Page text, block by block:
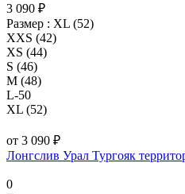
3 090 ₽
Размер : XL (52)
XXS (42)
XS (44)
S (46)
M (48)
L-50
XL (52)
от 3 090 ₽
Лонгслив Урал Тургояк
0